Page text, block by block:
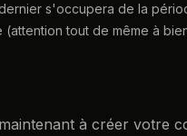
s'occupera de la
tout de même à
à créer votre